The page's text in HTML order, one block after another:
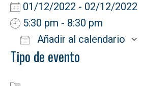
01/12/2022 - 02/12/2022
5:30 pm - 8:30 pm
Añadir al calendario
Descargar ICS
Tipo de evento